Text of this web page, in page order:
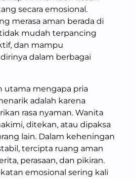
secara emosional.
merasa aman berada di
mudah terpancing
dan mampu
dalam berbagai
utama mengapa pria
adalah karena
rasa nyaman. Wanita
ditekan, atau dipaksa
lain. Dalam keheningan
tercipta ruang aman
perasaan, dan pikiran.
emosional sering kali